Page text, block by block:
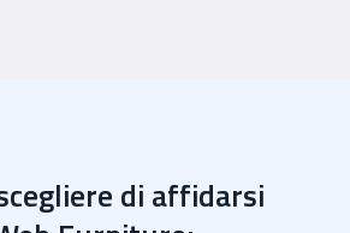
di affidarsi